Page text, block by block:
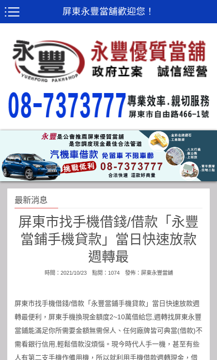
屏東永豐當舖歡迎您！
最新消息
屏東市找手機借錢/借款「永豐
當鋪手機貸款」當日快速放款
週轉最
時間：2021/10/23 點閱：1074 發佈： 屏東永豐當舖
屏東市找手機借錢/借款「永豐當鋪手機貸款」當日快速放款週
轉最便利，屏東手機換現金額度2~10萬借給您,週轉找屏東永豐
當鋪能滿足你所需要金額無需保人、任何廠牌皆可典當(借款)不
需看銀行信用,輕鬆借款沒煩惱。現今時代人手一機，甚至有些
人有第二支手機作備用機，所以就利用手機借款週轉現金，借